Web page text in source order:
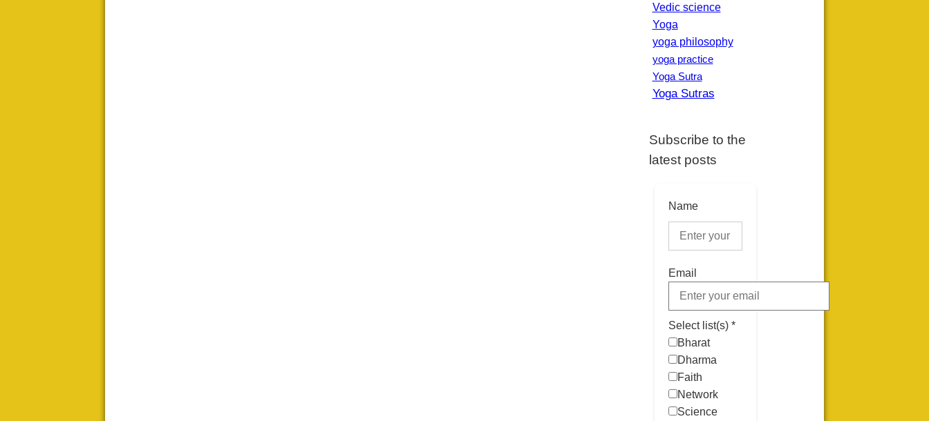
Vedic science
Yoga
yoga philosophy
yoga practice
Yoga Sutra
Yoga Sutras
Subscribe to the
latest posts
Name
Email
Select list(s) *
Bharat
Dharma
Faith
Network
Science